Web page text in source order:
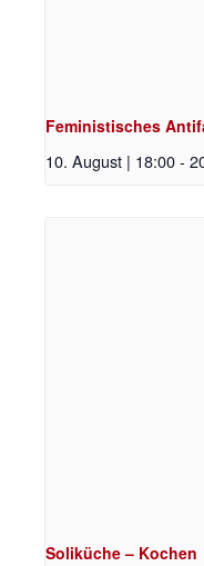
Feministisches
10. August | 18:00-
Soliküche – Kochen